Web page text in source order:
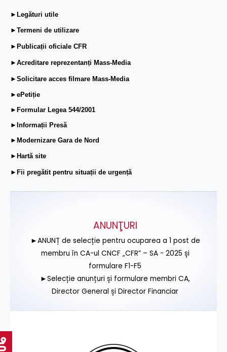
►Legături utile
►Termeni de utilizare
►Publicații oficiale CFR
►Acreditare reprezentanți Mass-Media
►Solicitare acces filmare Mass-Media
►ePetiție
►Formular Legea 544/2001
►Informații Presă
►Modernizare Gara de Nord
►Hartă site
►Fii pregătit pentru situații de urgență
ANUNŢURI
►ANUNȚ de selecție pentru ocuparea a 1 post de
membru în CA-ul CNCF „CFR” – SA - 2025 și
formulare F1-F5
►Selecție anunțuri și formulare membri CA,
Director General și Director Financiar